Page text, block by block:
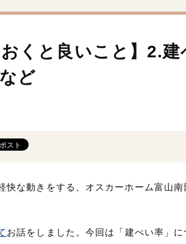
おくと良いこと】2.建
ど
快な動きをする、オスカーホーム富山
お話をしました。今回は「建ぺい率」に